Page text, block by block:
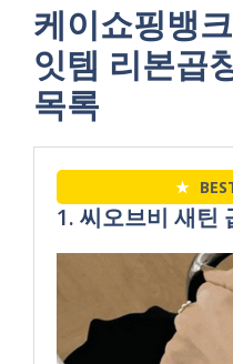
케이쇼핑뱅
잇템 리본곱
목록
★
1. 씨오브비 새틴